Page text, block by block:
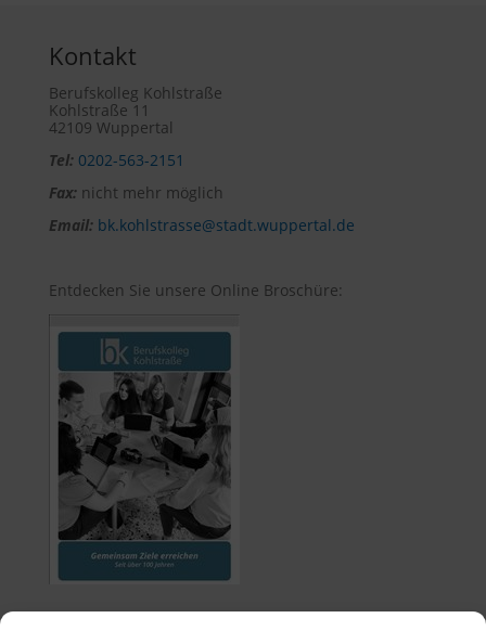
Kontakt
Berufskolleg Kohlstraße
Kohlstraße 11
42109 Wuppertal
Tel: 0202-563-2151
Fax:nicht mehr möglich
Email: bk.kohlstrasse@stadt.wuppertal.de
Entdecken Sie unsere Online Broschüre: